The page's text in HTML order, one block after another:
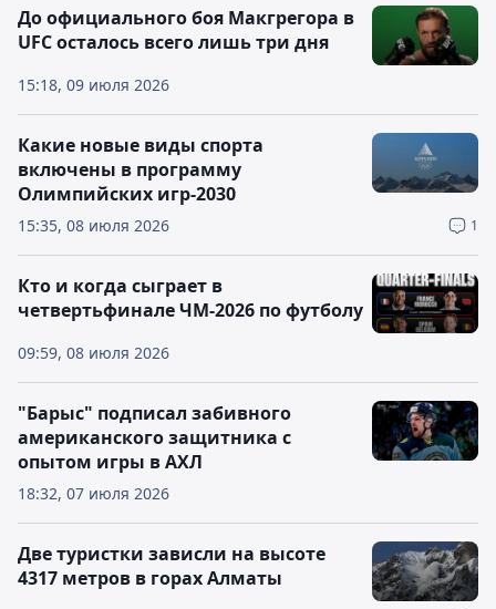
15:18, 09 июля 2026
До официального боя Макгрегора в
UFC осталось всего лишь три дня
15:35, 08 июля 2026 1
Какие новые виды спорта
включены в программу
Олимпийских игр-2030
09:59, 08 июля 2026
Кто и когда сыграет в
четвертьфинале ЧМ-2026 по футболу
18:32, 07 июля 2026
"Барыс" подписал забивного
американского защитника с
опытом игры в АХЛ
Две туристки зависли на высоте
4317 метров в горах Алматы